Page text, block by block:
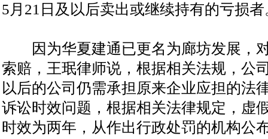
5月21日及以后卖出或继续持有的亏损者
因为华夏建通已更名为廊坊发展，
索赔，王珉律师说，根据相关法规，公
以后的公司仍需承担原来企业应担的法
诉讼时效问题，根据相关法律规定，虚
时效为两年，从作出行政处罚的机构公